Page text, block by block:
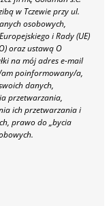
w Tczewie przy ul.
osobowych,
i Rady (UE)
oraz ustawą O
na mój adres e-mail
am poinformowany/a,
danych,
przetwarzania,
ich przetwarzania i
prawo do „bycia